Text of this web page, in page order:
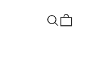
Suche